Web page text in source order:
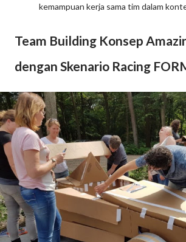
kemampuan kerja sama tim dalam
Team Building Konsep
dengan Skenario Racing